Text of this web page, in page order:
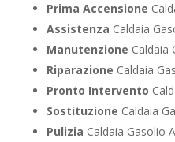
Prima Accensione
Assistenza Caldaia
Manutenzione Caldaia
Riparazione Caldaia
Pronto Intervento
Sostituzione Caldaia
Pulizia Caldaia Gasolio